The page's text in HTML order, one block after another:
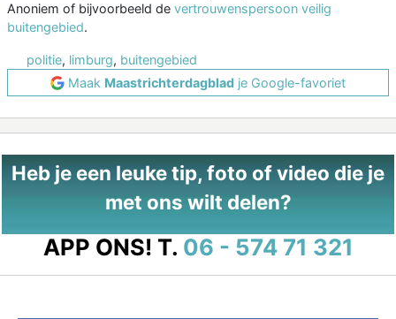
Anoniem of bijvoorbeeld de vertrouwenspersoon veilig
buitengebied.
politie, limburg, buitengebied
Maak Maastrichterdagblad je Google-favoriet
Heb je een leuke tip, foto of video die je
met ons wilt delen?
APP ONS! T. 06 - 574 71 321